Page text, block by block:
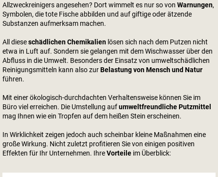
Allzweckreinigers angesehen? Dort wimmelt es nur so von Warnungen,
Symbolen, die tote Fische abbilden und auf giftige oder ätzende
Substanzen aufmerksam machen.
All dieseschädlichen Chemikalien lösen sich nach dem Putzen nicht
etwa in Luft auf. Sondern sie gelangen mit dem Wischwasser über den
Abfluss in die Umwelt. Besonders der Einsatz von umweltschädlichen
Reinigungsmitteln kann also zurBelastung von Mensch und Natur
führen.
Mit einer ökologisch-durchdachten Verhaltensweise können Sie im
Büro viel erreichen. Die Umstellung aufumweltfreundliche Putzmittel
mag Ihnen wie ein Tropfen auf dem heißen Stein erscheinen.
In Wirklichkeit zeigen jedoch auch scheinbar kleine Maßnahmen eine
große Wirkung. Nicht zuletzt profitieren Sie von einigen positiven
Effekten für Ihr Unternehmen. IhreVorteile im Überblick: